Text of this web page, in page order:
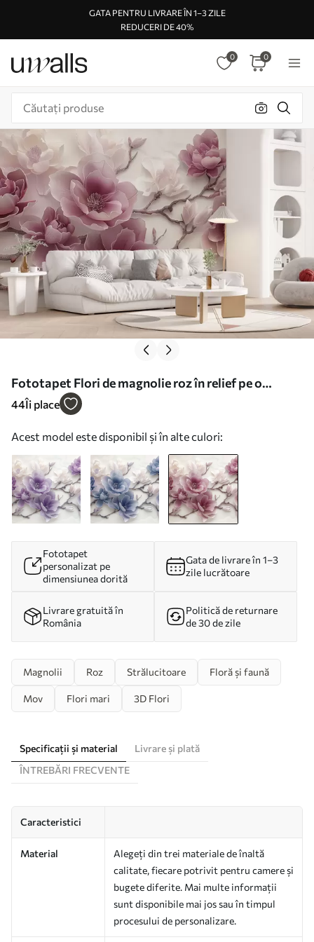
GATA PENTRU LIVRARE ÎN 1–3 ZILE
REDUCERI DE 40%
0 0
Fototapet Flori de magnolie roz în relief pe o
ramură grațioasă Nr. w01359v2
44Îi place
Acest model este disponibil și în alte culori:
Fototapet
personalizat pe
dimensiunea dorită
Gata de livrare în 1–3
zile lucrătoare
Livrare gratuită în
România
Politică de returnare
de 30 de zile
Magnolii Roz Strălucitoare Floră și faună
Mov Flori mari 3D Flori
Specificații și material
Livrare și plată
ÎNTREBĂRI FRECVENTE
Caracteristici
Material
Alegeți din trei materiale de înaltă
calitate, fiecare potrivit pentru camere și
bugete diferite. Mai multe informații
sunt disponibile mai jos sau în timpul
procesului de personalizare.